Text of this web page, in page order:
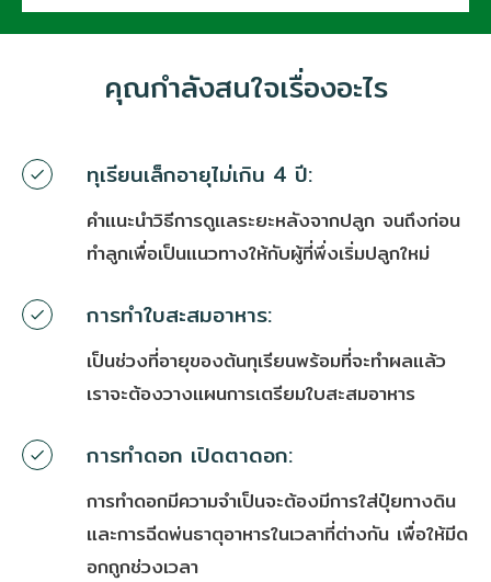
คุณกำลังสนใจเรื่องอะไร
ทุเรียนเล็กอายุไม่เกิน 4 ปี:
คำแนะนำวิธีการดูแลระยะหลังจากปลูก จนถึงก่อน
ทำลูกเพื่อเป็นแนวทางให้กับผู้ที่พึ่งเริ่มปลูกใหม่
การทำใบสะสมอาหาร:
เป็นช่วงที่อายุของต้นทุเรียนพร้อมที่จะทำผลแล้ว
เราจะต้องวางแผนการเตรียมใบสะสมอาหาร
การทำดอก เปิดตาดอก:
การทำดอกมีความจำเป็นจะต้องมีการใส่ปุ๋ยทางดิน
และการฉีดพ่นธาตุอาหารในเวลาที่ต่างกัน เพื่อให้มีด
อกถูกช่วงเวลา